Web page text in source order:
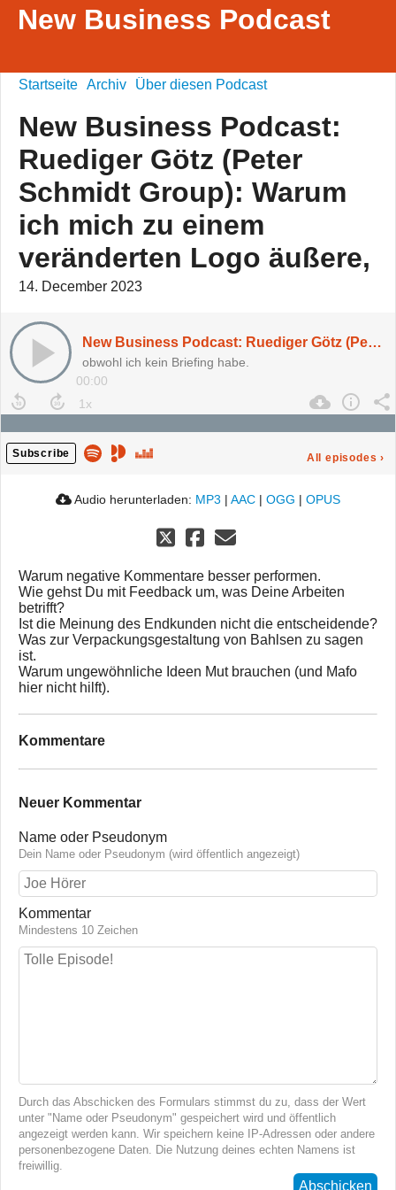
New Business Podcast
Startseite Archiv Über diesen Podcast
New Business Podcast:
Ruediger Götz (Peter
Schmidt Group): Warum
ich mich zu einem
veränderten Logo äußere,
14. December 2023
New Business Podcast: Ruediger Götz (Peter Schmidt Group): Warum ich mich zu einem veränderten Logo äußere,
obwohl ich kein Briefing habe.
00:00
Subscribe All episodes ›
Audio herunterladen: MP3 | AAC | OGG | OPUS
Warum negative Kommentare besser performen.
Wie gehst Du mit Feedback um, was Deine Arbeiten
betrifft?
Ist die Meinung des Endkunden nicht die entscheidende?
Was zur Verpackungsgestaltung von Bahlsen zu sagen
ist.
Warum ungewöhnliche Ideen Mut brauchen (und Mafo
hier nicht hilft).
Kommentare
Neuer Kommentar
Name oder Pseudonym
Dein Name oder Pseudonym (wird öffentlich angezeigt)
Kommentar
Mindestens 10 Zeichen
Durch das Abschicken des Formulars stimmst du zu, dass der Wert
unter "Name oder Pseudonym" gespeichert wird und öffentlich
angezeigt werden kann. Wir speichern keine IP-Adressen oder andere
personenbezogene Daten. Die Nutzung deines echten Namens ist
freiwillig.
Abschicken